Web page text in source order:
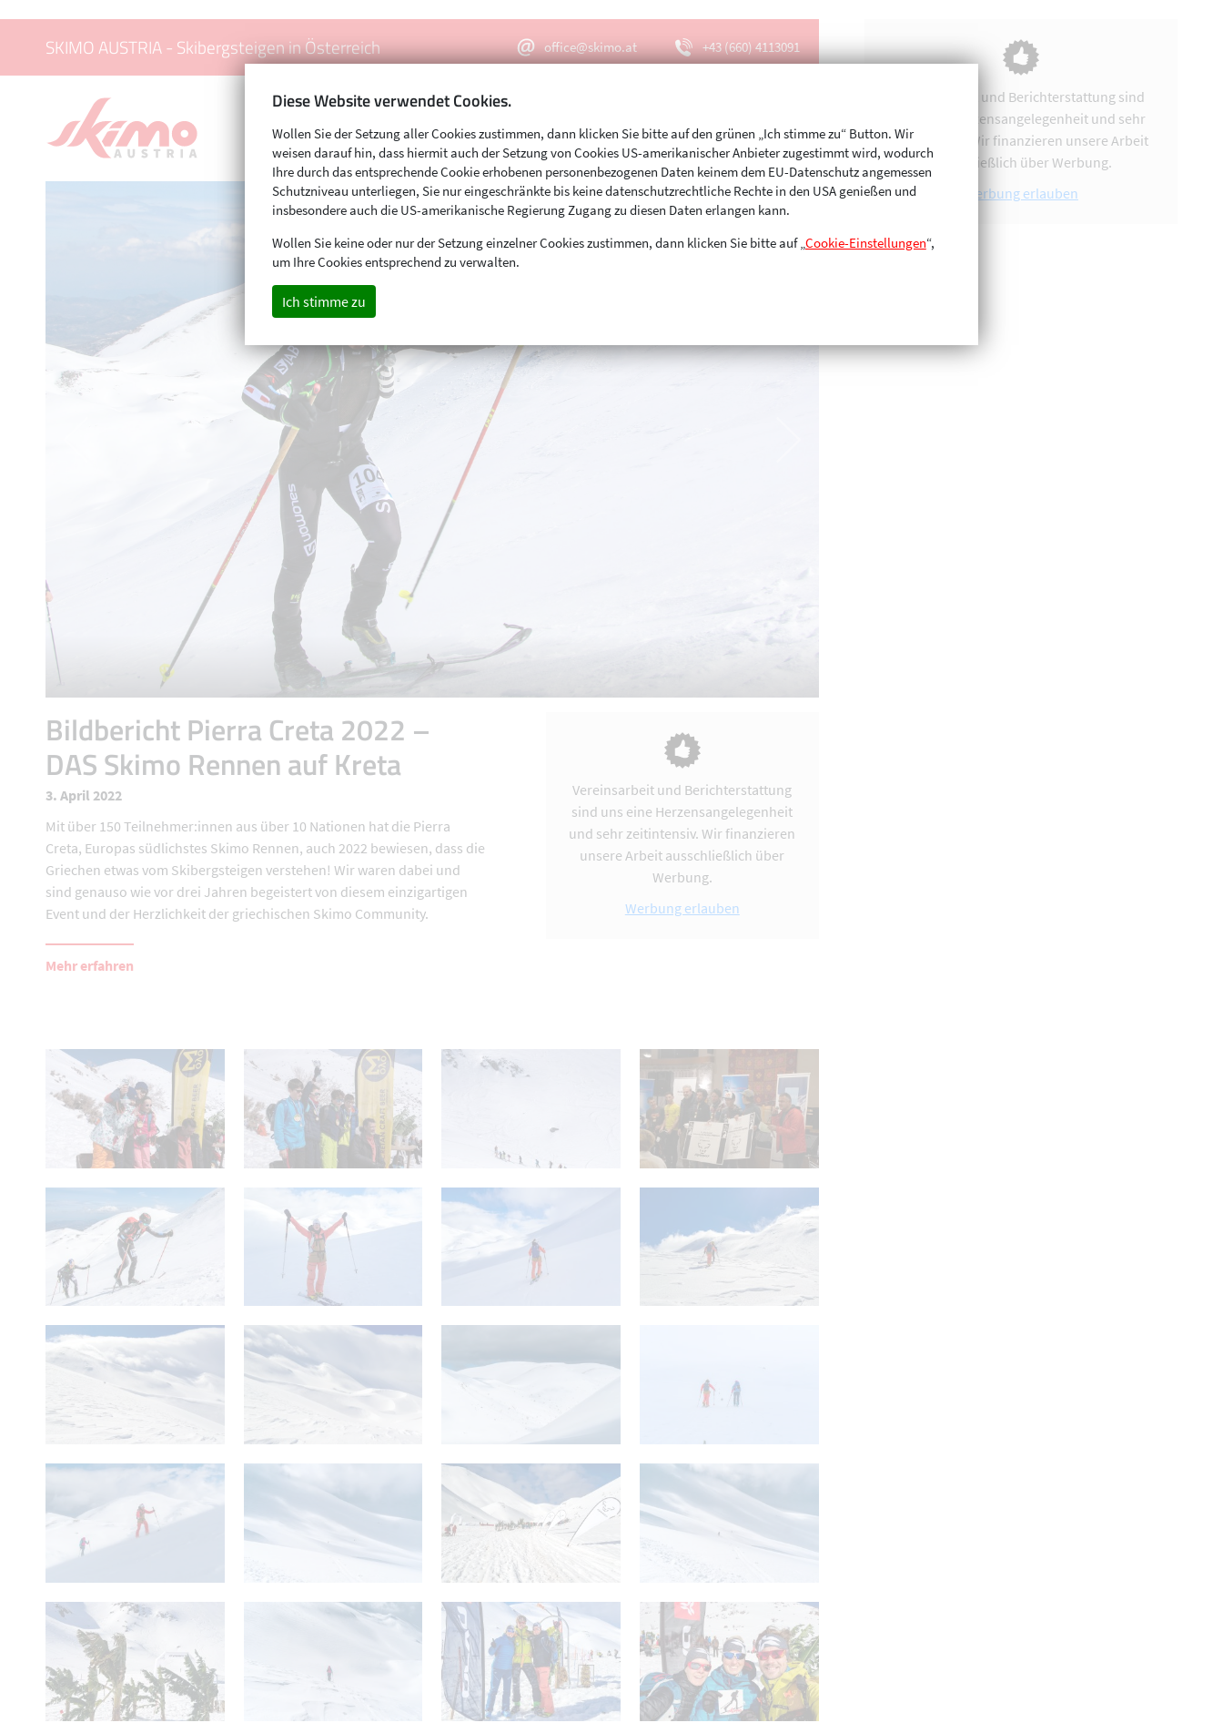
SKIMO AUSTRIA - Skibergsteigen in Österreich office@skimo.at +43 (660) 4113091
Menu
Bildbericht Pierra Creta 2022 –
DAS Skimo Rennen auf Kreta
3. April 2022
Mit über 150 Teilnehmer:innen aus über 10 Nationen hat die Pierra
Creta, Europas südlichstes Skimo Rennen, auch 2022 bewiesen, dass die
Griechen etwas vom Skibergsteigen verstehen! Wir waren dabei und
sind genauso wie vor drei Jahren begeistert von diesem einzigartigen
Event und der Herzlichkeit der griechischen Skimo Community.
Mehr erfahren
Vereinsarbeit und Berichterstattung
sind uns eine Herzensangelegenheit
und sehr zeitintensiv. Wir finanzieren
unsere Arbeit ausschließlich über
Werbung.
Werbung erlauben
Vereinsarbeit und Berichterstattung sind
uns eine Herzensangelegenheit und sehr
zeitintensiv. Wir finanzieren unsere Arbeit
ausschließlich über Werbung.
Werbung erlauben
Diese Website verwendet Cookies.
Wollen Sie der Setzung aller Cookies zustimmen, dann klicken Sie bitte auf den grünen „Ich stimme zu“ Button. Wir
weisen darauf hin, dass hiermit auch der Setzung von Cookies US-amerikanischer Anbieter zugestimmt wird, wodurch
Ihre durch das entsprechende Cookie erhobenen personenbezogenen Daten keinem dem EU-Datenschutz angemessen
Schutzniveau unterliegen, Sie nur eingeschränkte bis keine datenschutzrechtliche Rechte in den USA genießen und
insbesondere auch die US-amerikanische Regierung Zugang zu diesen Daten erlangen kann.
Wollen Sie keine oder nur der Setzung einzelner Cookies zustimmen, dann klicken Sie bitte auf „Cookie-Einstellungen“,
um Ihre Cookies entsprechend zu verwalten.
Ich stimme zu